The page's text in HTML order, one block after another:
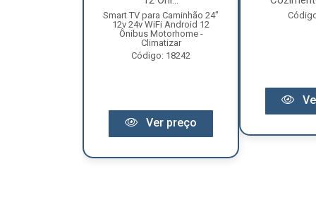
Smart TV para Caminhão 24"
12v 24v WiFi Android 12
Ônibus Motorhome -
Climatizar
Código: 18242
Ver preço